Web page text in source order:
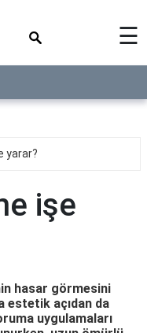
☰
yarar?
işe
hasar görmesini
estetik açıdan da
uygulamaları